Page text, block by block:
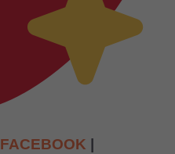
FACEBOOK